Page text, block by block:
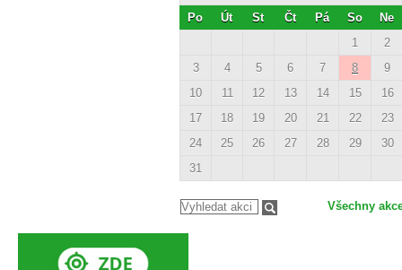
Po Út St Čt Pá So
Ne
1
2
3
4 5 6 7 8
9
10
11 12 13 14 15
16
17
18 19 20 21 22
23
24
25 26 27 28 29
30
31
Všechny